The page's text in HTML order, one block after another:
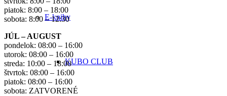
E-knihy
KUBO CLUB
piatok: 8:00 – 18:00
sobota: 8:00 – 12:30
JÚL – AUGUST
pondelok: 08:00 – 16:00
utorok: 08:00 – 16:00
streda: 10:00 – 18:00
štvrtok: 08:00 – 16:00
piatok: 08:00 – 16:00
sobota: ZATVORENÉ